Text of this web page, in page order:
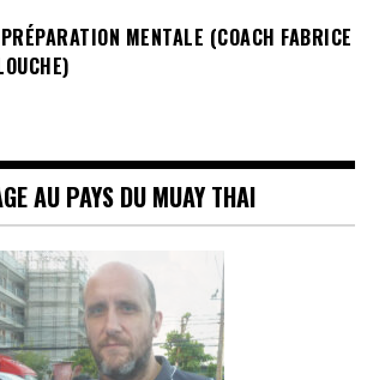
MENTALE (COACH FABRICE
AU PAYS DU MUAY THAI